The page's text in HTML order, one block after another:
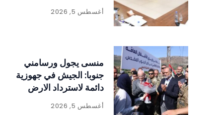
أغسطس 5, 2026
منسى يجول ورسامني
جنوبا: الجيش في جهوزية
دائمة لاسترداد الارض
أغسطس 5, 2026